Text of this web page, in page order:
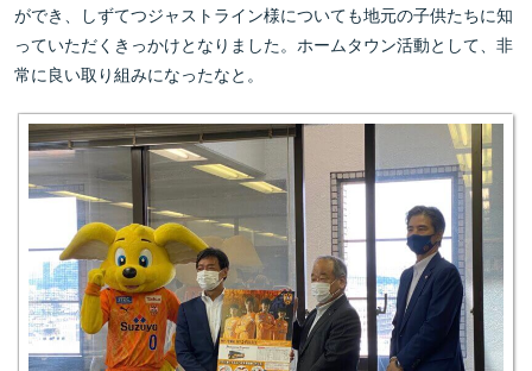
ができ、しずてつジャストライン様についても地元の子供たちに知
っていただくきっかけとなりました。ホームタウン活動として、非
常に良い取り組みになったなと。